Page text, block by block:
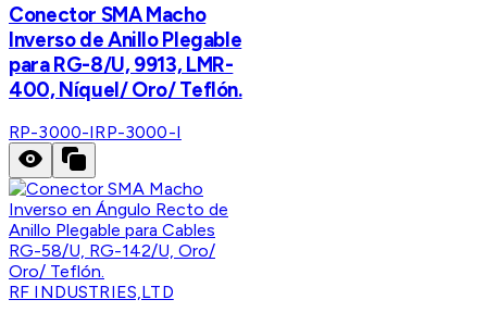
Conector SMA Macho
Inverso de Anillo Plegable
para RG-8/U, 9913, LMR-
400, Níquel/ Oro/ Teflón.
RP-3000-IRP-3000-I
RF INDUSTRIES,LTD